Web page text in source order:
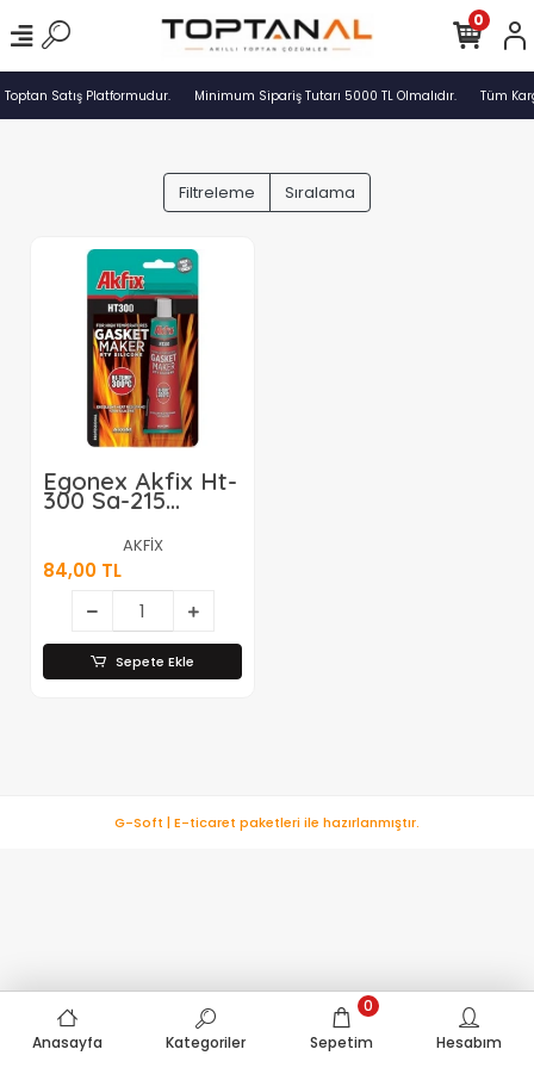
Satış Platformudur. Minimum Sipariş Tutarı 5000 TL Olmalıdır. Tüm
0
Filtreleme Sıralama
Egonex Akfix Ht-
300 Sa-215
Gasket Maker
Kırmızı Sıvı Conta
Yüksek Isıya
Dayanıklı
50ml*24x8
AKFİX
84,00 TL
Sepete Ekle
Anasayfa Kategoriler Sepetim
0
Hesabım
G-Soft | E-ticaret paketleri ile hazırlanmıştır.